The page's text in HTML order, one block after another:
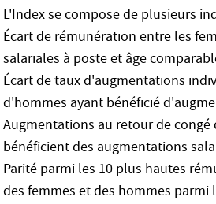
L'Index se compose de plusieurs
Écart de rémunération entre les
salariales à poste et âge
Écart de taux d'augmentations
d'hommes ayant bénéficié
Augmentations au retour de
bénéficient des augmentations
Parité parmi les 10 plus hautes
des femmes et des hommes